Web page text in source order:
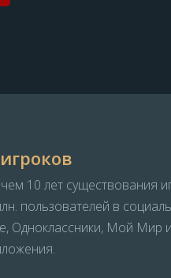
10 лет существования
пользователей в
Одноклассники, Мой Мир